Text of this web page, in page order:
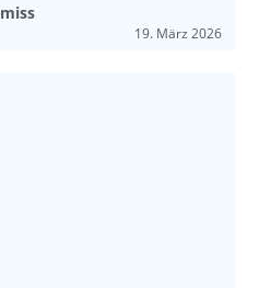
19. März 2026